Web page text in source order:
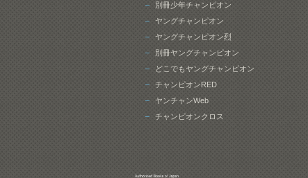
別冊少年チャンピオン
ヤングチャンピオン
ヤングチャンピオン烈
別冊ヤングチャンピオン
どこでもヤングチャンピオン
チャンピオンRED
ヤンチャンWeb
チャンピオンクロス